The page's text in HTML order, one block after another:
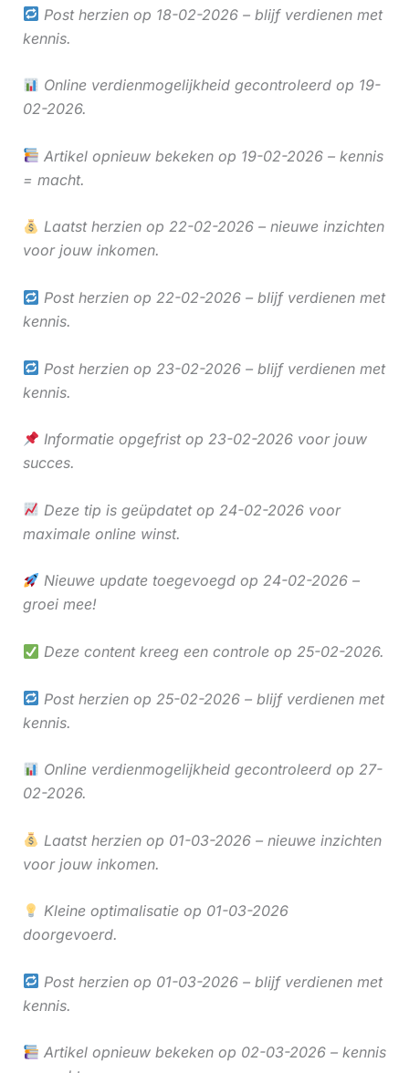
Post herzien op 18-02-2026 – blijf verdienen met
kennis.
Online verdienmogelijkheid gecontroleerd op 19-
02-2026.
Artikel opnieuw bekeken op 19-02-2026 – kennis
= macht.
Laatst herzien op 22-02-2026 – nieuwe inzichten
voor jouw inkomen.
Post herzien op 22-02-2026 – blijf verdienen met
kennis.
Post herzien op 23-02-2026 – blijf verdienen met
kennis.
Informatie opgefrist op 23-02-2026 voor jouw
succes.
Deze tip is geüpdatet op 24-02-2026 voor
maximale online winst.
Nieuwe update toegevoegd op 24-02-2026 –
groei mee!
Deze content kreeg een controle op 25-02-2026.
Post herzien op 25-02-2026 – blijf verdienen met
kennis.
Online verdienmogelijkheid gecontroleerd op 27-
02-2026.
Laatst herzien op 01-03-2026 – nieuwe inzichten
voor jouw inkomen.
Kleine optimalisatie op 01-03-2026
doorgevoerd.
Post herzien op 01-03-2026 – blijf verdienen met
kennis.
Artikel opnieuw bekeken op 02-03-2026 – kennis